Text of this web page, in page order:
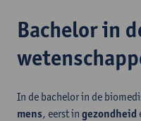
Bachelor in
In de bachelor in de
mens, eerst in gezondheid